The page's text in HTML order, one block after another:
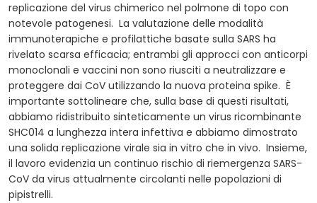
replicazione del virus chimerico nel polmone di topo con
notevole patogenesi. La valutazione delle modalità
immunoterapiche e profilattiche basate sulla SARS ha
rivelato scarsa efficacia; entrambi gli approcci con anticorpi
monoclonali e vaccini non sono riusciti a neutralizzare e
proteggere dai CoV utilizzando la nuova proteina spike. È
importante sottolineare che, sulla base di questi risultati,
abbiamo ridistribuito sinteticamente un virus ricombinante
SHC014 a lunghezza intera infettiva e abbiamo dimostrato
una solida replicazione virale sia in vitro che in vivo. Insieme,
il lavoro evidenzia un continuo rischio di riemergenza SARS-
CoV da virus attualmente circolanti nelle popolazioni di
pipistrelli.